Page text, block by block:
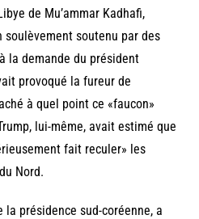
de Mu’ammar Kadhafi,
soulèvement soutenu par des
la demande du président
provoqué la fureur de
à quel point ce «faucon»
lui-même, avait estimé que
fait reculer» les
Nord.
la présidence sud-coréenne, a